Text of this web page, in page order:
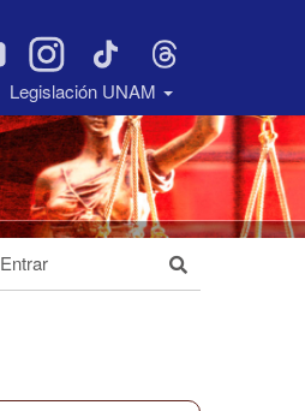
Legislación UNAM
Entrar